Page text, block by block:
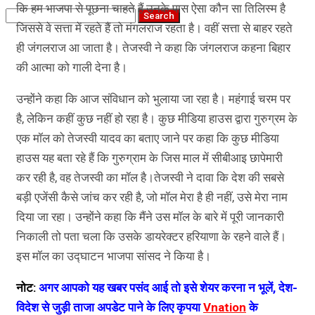
कि हम भाजपा से पूछना चाहते हैं उनके पास ऐसा कौन सा तिलिस्म है
जिससे वे सत्ता में रहते हैं तो मंगलराज रहता है। वहीं सत्ता से बाहर रहते
ही जंगलराज आ जाता है। तेजस्वी ने कहा कि जंगलराज कहना बिहार
की आत्मा को गाली देना है।
उन्होंने कहा कि आज संविधान को भुलाया जा रहा है। महंगाई चरम पर
है, लेकिन कहीं कुछ नहीं हो रहा है। कुछ मीडिया हाउस द्वारा गुरुग्रम के
एक मॉल को तेजस्वी यादव का बताए जाने पर कहा कि कुछ मीडिया
हाउस यह बता रहे हैं कि गुरुग्राम के जिस माल में सीबीआइ छापेमारी
कर रही है, वह तेजस्वी का मॉल है।तेजस्वी ने दावा कि देश की सबसे
बड़ी एजेंसी कैसे जांच कर रही है, जो मॉल मेरा है ही नहीं, उसे मेरा नाम
दिया जा रहा। उन्होंने कहा कि मैंने उस मॉल के बारे में पूरी जानकारी
निकाली तो पता चला कि उसके डायरेक्टर हरियाणा के रहने वाले हैं।
इस मॉल का उद्घाटन भाजपा सांसद ने किया है।
नोट: अगर आपको यह खबर पसंद आई तो इसे शेयर करना न भूलें, देश-
विदेश से जुड़ी ताजा अपडेट पाने के लिए कृपयाVnation के